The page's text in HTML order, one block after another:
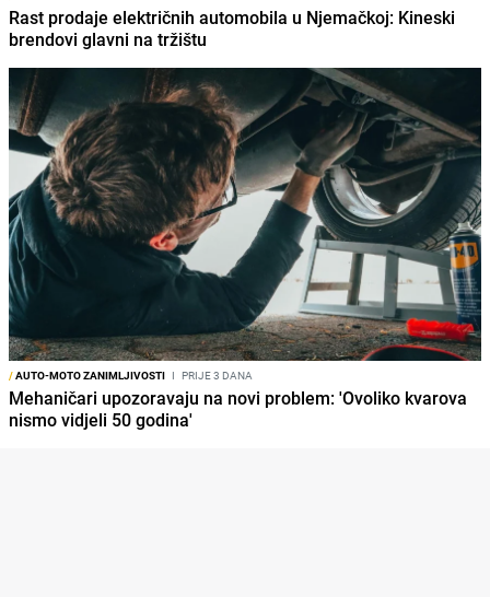
Rast prodaje električnih automobila u Njemačkoj: Kineski
brendovi glavni na tržištu
/AUTO-MOTO ZANIMLJIVOSTI I PRIJE 3 DANA
Mehaničari upozoravaju na novi problem: 'Ovoliko kvarova
nismo vidjeli 50 godina'